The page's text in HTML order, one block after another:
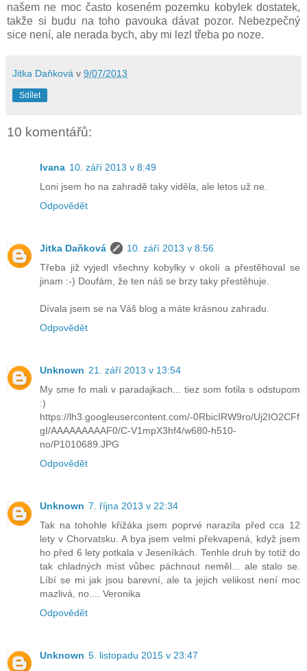
našem ne moc často koseném pozemku kobylek dostatek,
takže si budu na toho pavouka dávat pozor. Nebezpečný
sice není, ale nerada bych, aby mi lezl třeba po noze.
Jitka Daňková v 9/07/2013
Sdílet
10 komentářů:
Ivana 10. září 2013 v 8:49
Loni jsem ho na zahradě taky viděla, ale letos už ne.
Odpovědět
Jitka Daňková
10. září 2013 v 8:56
Třeba již vyjedl všechny kobylky v okolí a přestěhoval se
jinam :-) Doufám, že ten náš se brzy taky přestěhuje.
Dívala jsem se na Váš blog a máte krásnou zahradu.
Odpovědět
Unknown 21. září 2013 v 13:54
My sme fo mali v paradajkach... tiez som fotila s odstupom
:)
https://lh3.googleusercontent.com/-0RbicIRW9ro/Uj2IO2CFf
gI/AAAAAAAAAF0/C-V1mpX3hf4/w680-h510-
no/P1010689.JPG
Odpovědět
Unknown 7. října 2013 v 22:34
Tak na tohohle křižáka jsem poprvé narazila před cca 12
lety v Chorvatsku. A bya jsem velmi překvapená, když jsem
ho před 6 lety potkala v Jeseníkách. Tenhle druh by totiž do
tak chladných míst vůbec páchnout neměl... ale stalo se.
Líbí se mi jak jsou barevní, ale ta jejich velikost není moc
mazlivá, no.... Veronika
Odpovědět
Unknown 5. listopadu 2015 v 23:47